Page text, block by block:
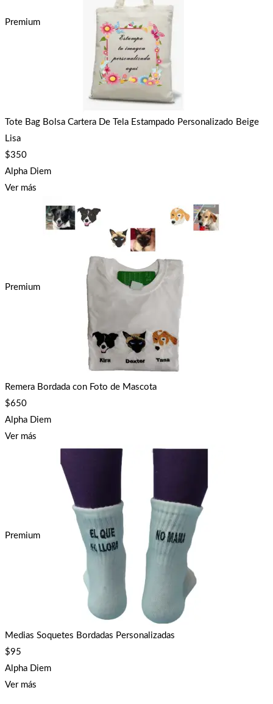
Premium
Tote Bag Bolsa Cartera De Tela Estampado Personalizado Beige
Lisa
$350
Alpha Diem
Ver más
Premium
Remera Bordada con Foto de Mascota
$650
Alpha Diem
Ver más
Premium
Medias Soquetes Bordadas Personalizadas
$95
Alpha Diem
Ver más